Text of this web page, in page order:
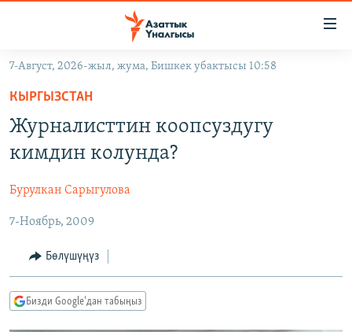
Навигацияга
өтүңүз
Издөөгө
салыңызКЫРГЫЗСТАН
ЭКОНОМИКА
МАДАНИЯТ
ДҮЙНӨ
БОРБОР АЗИЯ
АТАЙЫН ИЛИКТӨӨ
ТВ ПРОГРАММАЛАР
БҮГҮН АЗАТТЫКТА
БИЗ ЖАНА ДҮЙНӨ
ПОДКАСТ
ӨЗГӨЧӨ ПИКИР
7-Август, 2026-жыл, жума, Бишкек убактысы 10:58
КЫРГЫЗСТАН
Журналисттин коопсуздугу
кимдин колунда?
Бурулкан Сарыгулова
7-Ноябрь, 2009
Бөлүшүңүз
Бизди Google'дан табыңыз